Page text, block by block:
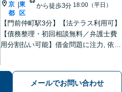
京
都
|東
区
から徒歩3分 18:00（平日）
【門前仲町駅3分】【法テラス利用可】
【債務整理・初回相談無料／弁護士費
用分割払い可能】借金問題に注力, 依頼
の解決を共に目指します。【事前予約
で休日・夜間相談可】
メールでお問い合わせ